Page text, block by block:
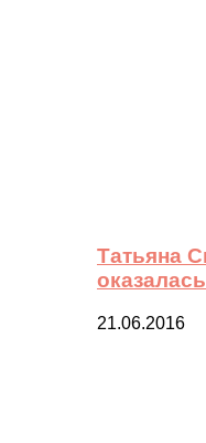
Татьяна
21.06.2016